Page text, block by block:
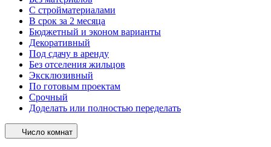
С стройматериалами
В срок за 2 месяца
Бюджетный и эконом варианты
Декоративный
Под сдачу в аренду
Без отселения жильцов
Эксклюзивный
По готовым проектам
Срочный
Доделать или полностью переделать
Число комнат